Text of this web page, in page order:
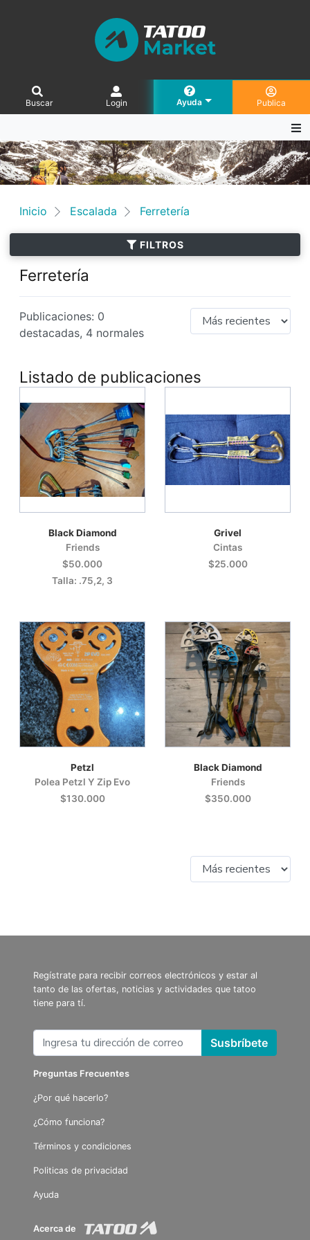
Buscar Login Ayuda Publica
Inicio Escalada Ferretería
FILTROS
Ferretería
Publicaciones: 0
destacadas, 4 normales
Listado de publicaciones
Black Diamond
Friends
$50.000
Talla: .75,2, 3
Grivel
Cintas
$25.000
Petzl
Polea Petzl Y Zip Evo
$130.000
Black Diamond
Friends
$350.000
Regístrate para recibir correos electrónicos y estar al
tanto de las ofertas, noticias y actividades que tatoo
tiene para tí.
Susbríbete
Preguntas Frecuentes
¿Por qué hacerlo?
¿Cómo funciona?
Términos y condiciones
Politicas de privacidad
Ayuda
Acerca de